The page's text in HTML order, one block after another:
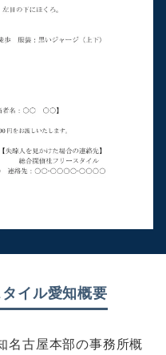
イル愛知概要
名古屋本部の事務所概